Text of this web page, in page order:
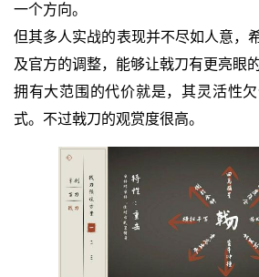
一个方向。
但其多人实战的表现并不尽如人意，
及官方的调整，能够让戟刀有更亮眼的
拥有大范围的代价就是，其灵活性
式。不过戟刀的观赏度很高。